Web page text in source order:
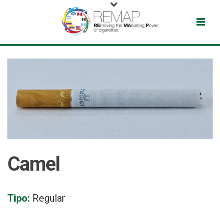
Camel
Tipo: Regular